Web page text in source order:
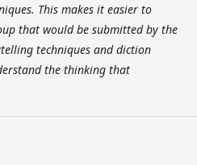
This makes it easier to
that would be submitted by the
techniques and diction
the thinking that